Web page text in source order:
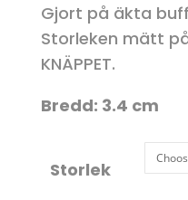
Gjort på äkta
Storleken mätt
KNÄPPET.
Bredd: 3.4 cm
Storlek